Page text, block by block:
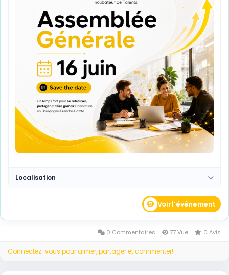
Localisation
Voir l'événement
0 Commentaires 77 Vue 0 Avis
Connectez-vous pour aimer, partager et commenter!